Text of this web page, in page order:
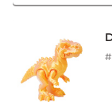
#